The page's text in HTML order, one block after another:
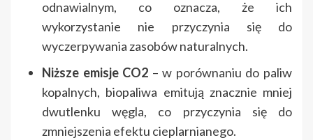
odnawialnym, co oznacza, że ich
wykorzystanie nie przyczynia się do
wyczerpywania zasobów naturalnych.
Niższe emisje CO2 – w porównaniu do paliw
kopalnych, biopaliwa emitują znacznie mniej
dwutlenku węgla, co przyczynia się do
zmniejszenia efektu cieplarnianego.